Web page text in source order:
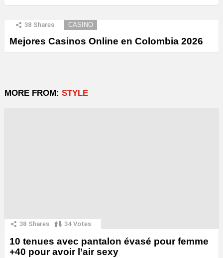
38 Shares CASINO
Mejores Casinos Online en Colombia 2026
MORE FROM: STYLE
38 Shares 34 Votes
10 tenues avec pantalon évasé pour femme
+40 pour avoir l’air sexy